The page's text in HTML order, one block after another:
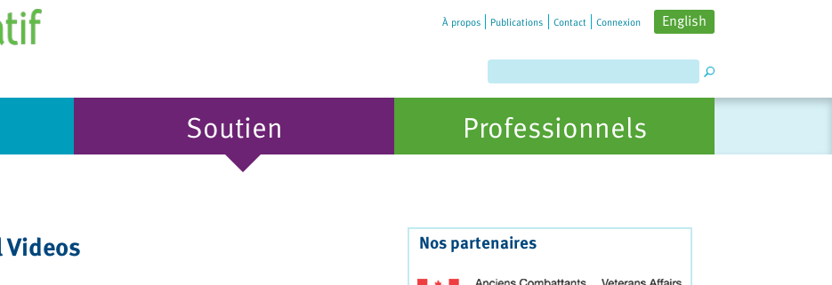
À propos Publications Contact Connexion English
Soutien Professionnels
Nos partenaires